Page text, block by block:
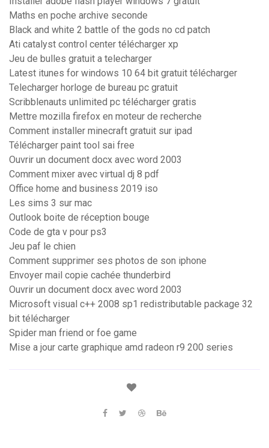
Maths en poche archive seconde
Black and white 2 battle of the gods no cd patch
Ati catalyst control center télécharger xp
Jeu de bulles gratuit a telecharger
Latest itunes for windows 10 64 bit gratuit télécharger
Telecharger horloge de bureau pc gratuit
Scribblenauts unlimited pc télécharger gratis
Mettre mozilla firefox en moteur de recherche
Comment installer minecraft gratuit sur ipad
Télécharger paint tool sai free
Ouvrir un document docx avec word 2003
Comment mixer avec virtual dj 8 pdf
Office home and business 2019 iso
Les sims 3 sur mac
Outlook boite de réception bouge
Code de gta v pour ps3
Jeu paf le chien
Comment supprimer ses photos de son iphone
Envoyer mail copie cachée thunderbird
Ouvrir un document docx avec word 2003
Microsoft visual c++ 2008 sp1 redistributable package 32
bit télécharger
Spider man friend or foe game
Mise a jour carte graphique amd radeon r9 200 series